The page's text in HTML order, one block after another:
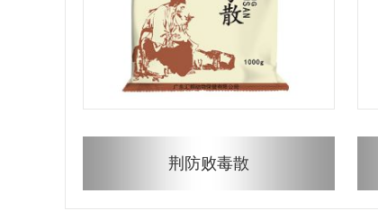
荆防败毒散